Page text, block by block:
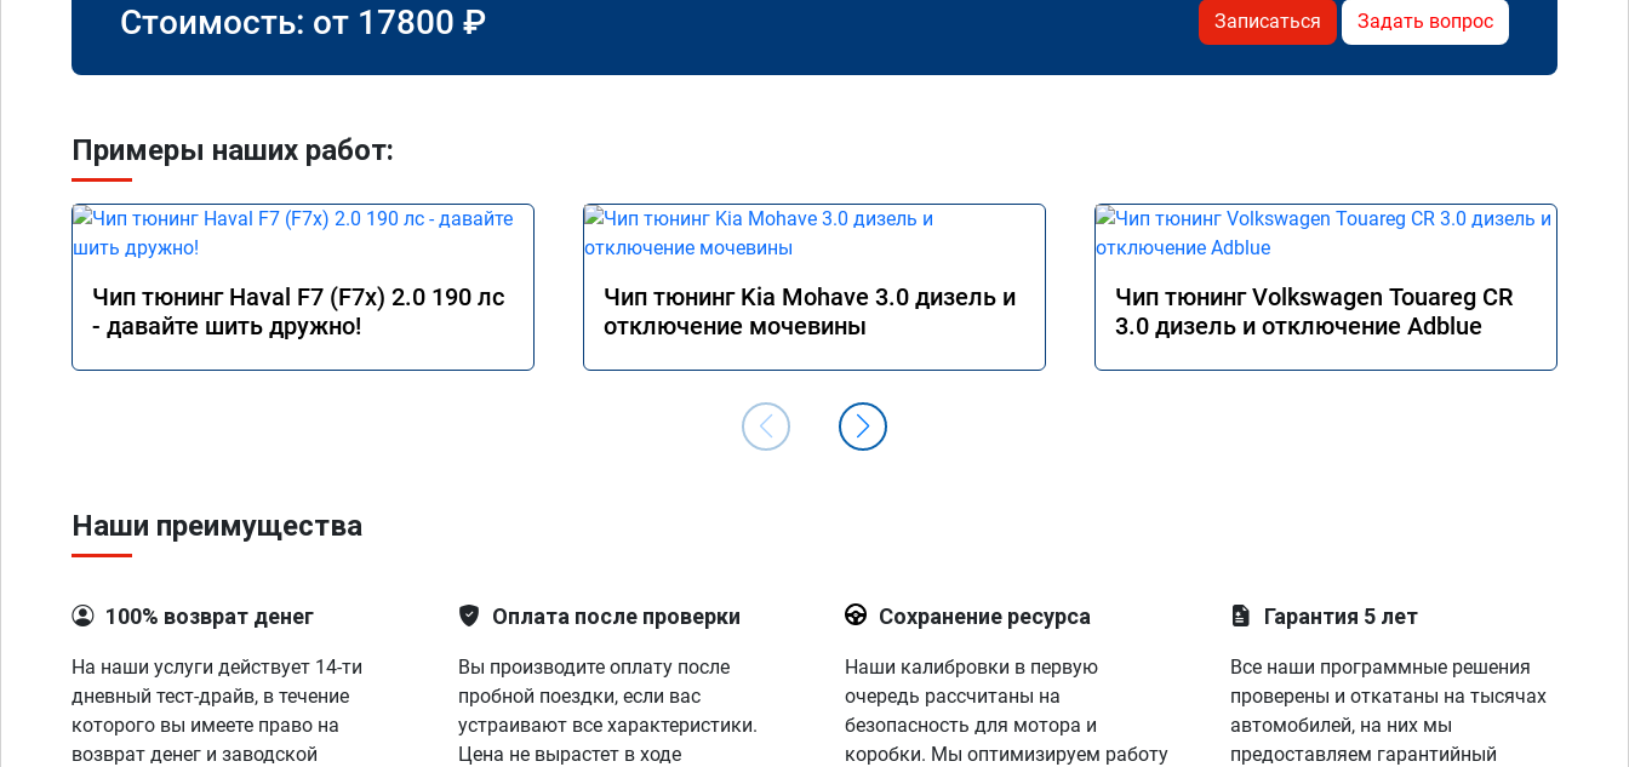
Стоимость: от 17800 ₽ Записаться Задать вопрос
Примеры наших работ:
Чип тюнинг Haval F7 (F7x) 2.0 190 лс
- давайте шить дружно!
Чип тюнинг Kia Mohave 3.0 дизель и
отключение мочевины
Чип тюнинг Volkswagen Touareg CR
3.0 дизель и отключение Adblue
Наши преимущества
100% возврат денег
На наши услуги действует 14-ти
дневный тест-драйв, в течение
которого вы имеете право на
возврат денег и заводской
Оплата после проверки
Вы производите оплату после
пробной поездки, если вас
устраивают все характеристики.
Цена не вырастет в ходе
Сохранение ресурса
Наши калибровки в первую
очередь рассчитаны на
безопасность для мотора и
коробки. Мы оптимизируем работу
Гарантия 5 лет
Все наши программные решения
проверены и откатаны на тысячах
автомобилей, на них мы
предоставляем гарантийный